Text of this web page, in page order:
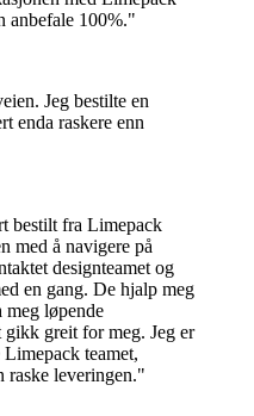
laget for servering av
mikrobølgeovn – spesielt
er sertifisert til bruk med
likevel hatt gode erfaringer
et alkoholinnhold på opptil 5
variere avhengig av flere
miksere som brukes, om
og hvor mye koppene
alltid at du tester din egen
anbefale 100%."
Jeg bestilte en
enda raskere enn
bestilt fra Limepack
med å navigere på
designteamet og
en gang. De hjalp meg
meg løpende
greit for meg. Jeg er
teamet,
raske leveringen."